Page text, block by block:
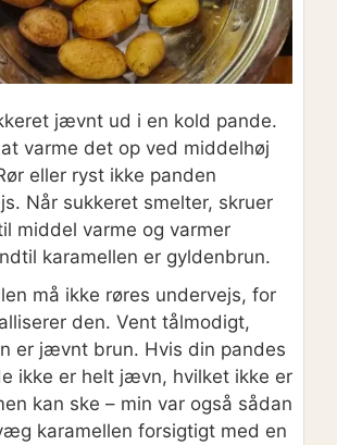
jævnt ud i en kold pande.
varme det op ved middelhøj
eller ryst ikke panden
Når sukkeret smelter, skruer
middel varme og varmer
karamellen er gyldenbrun.
må ikke røres undervejs, for
den. Vent tålmodigt,
er jævnt brun. Hvis din pandes
ikke er helt jævn, hvilket ikke er
kan ske – min var også sådan
karamellen forsigtigt med en